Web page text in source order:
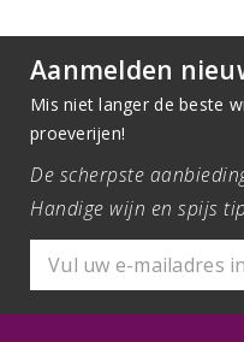
Aanmelden
Mis niet langer de beste
proeverijen!
De scherpste
Handige wijn en spijs